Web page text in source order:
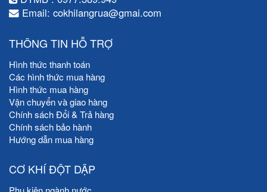
Email: cokhilangrua@gmai.com
THÔNG TIN HỖ TRỢ
Hình thức thanh toán
Các hình thức mua hàng
Hình thức mua hàng
Vận chuyển và giao hàng
Chính sách Đổi & Trả hàng
Chính sách bảo hành
Hướng dẫn mua hàng
CƠ KHÍ ĐỘT DẬP